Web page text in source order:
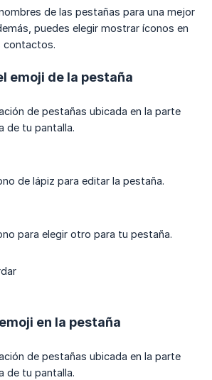
de las pestañas para una mejor
puedes elegir mostrar íconos en
contactos.
emoji de la pestaña
de pestañas ubicada en la parte
de tu pantalla.
de lápiz para editar la pestaña.
para elegir otro para tu pestaña.
en la pestaña
de pestañas ubicada en la parte
de tu pantalla.